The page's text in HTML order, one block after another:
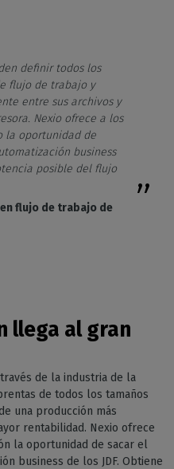
definir todos los
flujo de trabajo y
entre sus archivos y
Nexio ofrece a los
la oportunidad de
business
posible del flujo
flujo de trabajo de
llega al gran
de la industria de la
de todos los tamaños
una producción más
rentabilidad. Nexio ofrece
la oportunidad de sacar el
business de los JDF. Obtiene